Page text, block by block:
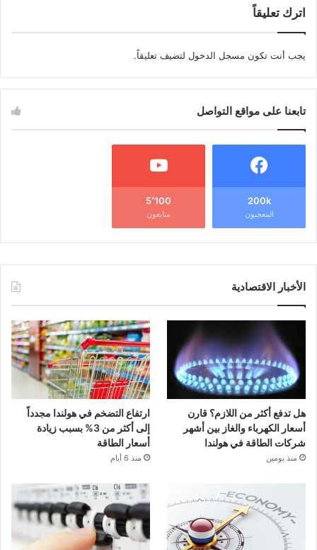
اترك تعليقاً
يجب أنت تكون مسجل الدخول لتضيف تعليقاً.
تابعنا على مواقع التواصل
200k
المعجبون
5٬100
متابعون
الأخبار الاقتصادية
هل تدفع أكثر من اللازم؟ قارن
أسعار الكهرباء والغاز بين أشهر
شركات الطاقة في هولندا
منذ يومين
ارتفاع التضخم في هولندا مجدداً
إلى أكثر من 3% بسبب زيادة
أسعار الطاقة
منذ 6 أيام